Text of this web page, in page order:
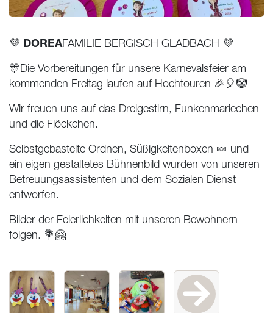
💜 DOREAFAMILIE BERGISCH GLADBACH 💜
🎊Die Vorbereitungen für unsere Karnevalsfeier am
kommenden Freitag laufen auf Hochtouren 🎉🎈🤡
Wir freuen uns auf das Dreigestirn, Funkenmariechen
und die Flöckchen.
Selbstgebastelte Ordnen, Süßigkeitenboxen 🍬 und
ein eigen gestaltetes Bühnenbild wurden von unseren
Betreuungsassistenten und dem Sozialen Dienst
entworfen.
Bilder der Feierlichkeiten mit unseren Bewohnern
folgen. 💐🤗